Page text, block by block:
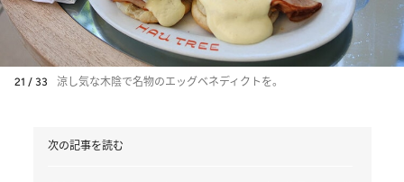
21 / 33 涼し気な木陰で名物のエッグベネディクトを。
次の記事を読む